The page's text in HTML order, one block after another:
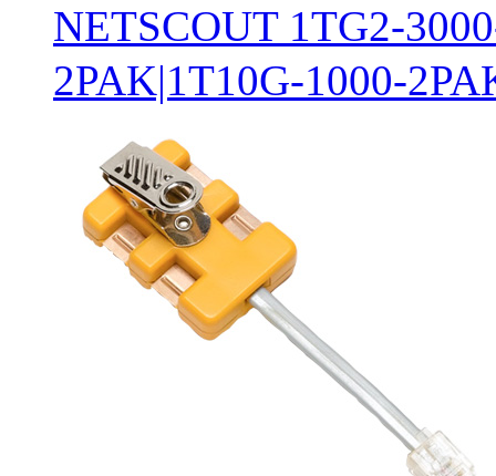
NETSCOUT 1TG2-
2PAK|1T10G-1000-